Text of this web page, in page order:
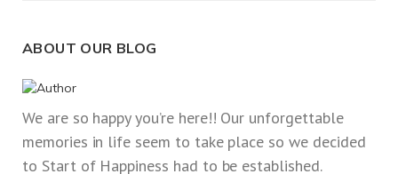
ABOUT OUR BLOG
We are so happy you’re here!! Our unforgettable
memories in life seem to take place so we decided
to Start of Happiness had to be established.